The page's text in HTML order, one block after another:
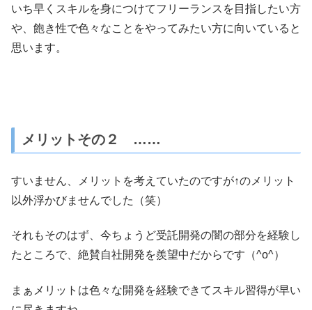
いち早くスキルを身につけてフリーランスを目指したい方
や、飽き性で色々なことをやってみたい方に向いていると
思います。
メリットその２ ……
すいません、メリットを考えていたのですが↑のメリット
以外浮かびませんでした（笑）
それもそのはず、今ちょうど受託開発の闇の部分を経験し
たところで、絶賛自社開発を羨望中だからです（^o^）
まぁメリットは色々な開発を経験できてスキル習得が早い